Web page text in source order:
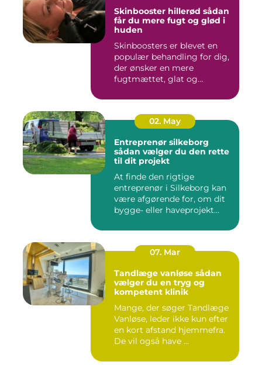
Skinbooster hillerød sådan
får du mere fugt og glød i
huden
Skinboosters er blevet en
populær behandling for dig,
der ønsker en mere
fugtmættet, glat og
02. May
Entreprenør silkeborg
sådan vælger du den rette
til dit projekt
At finde den rigtige
entreprenør i Silkeborg kan
være afgørende for, om dit
bygge- eller haveprojekt...
07. Mar
Tandlæge vanløse sådan
vælger du en tryg og
kompetent klinik
Mange, der søger Tandlæge
Vanløse, leder ikke kun efter
en kort afstand hjemmefra.
De vil også have ...